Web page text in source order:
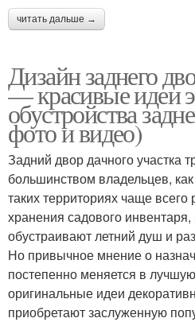
читать дальше →
Дизайн заднего
— красивые идеи
обустройства
фото и видео)
Задний двор дачного участка
большинством владельцев,
таких территориях чаще
хранения садового инвентаря,
обустраивают летний душ и
Но привычное мнение о
постепенно меняется в
оригинальные идеи
приобретают заслуженную